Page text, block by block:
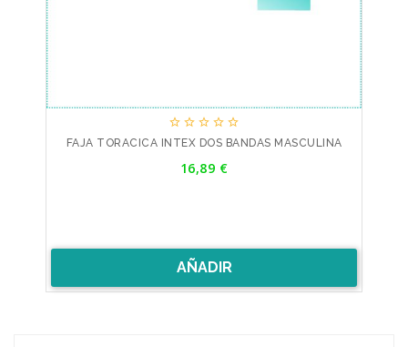
    
FAJA TORACICA INTEX DOS BANDAS MASCULINA
16,89 €
AÑADIR